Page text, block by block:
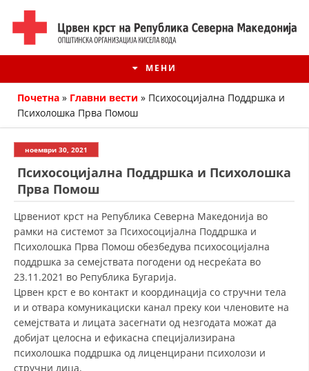
МЕНИ
ИСТОРИЈАТ НА ЦКРМ
ИСТОРИЈАТ НА ДВИЖЕЊЕТО
СТРУКТУРА НА ОРГАНИЗАЦИЈАТА
КОНТАКТ ИНФОРМАЦИИ
ЧЛЕНСТВО ВО ПРОФЕСИОНАЛНИ ТЕЛА
Почетна » Главни вести » Психосоцијална Поддршка и
Психолошка Прва Помош
ноември 30, 2021
Психосоцијална Поддршка и Психолошка
Прва Помош
Црвениот крст на Република Северна Македонија во
рамки на системот за Психосоцијална Поддршка и
Психолошка Прва Помош обезбедува психосоцијална
поддршка за семејствата погодени од несреќата во
23.11.2021 во Република Бугарија.
Црвен крст е во контакт и координација со стручни тела
и и отвара комуникациски канал преку кои членовите на
семејствата и лицата засегнати од незгодата можат да
добијат целосна и ефикасна специјализирана
психолошка поддршка од лиценцирани психолози и
стручни лица.